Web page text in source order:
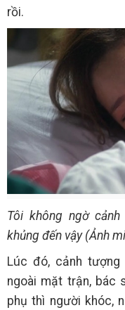
rồi.
Tôi không ngờ
khủng đến vậy (Ảnh
Lúc đó, cảnh tượng
ngoài mặt trận, bác
phụ thì người khóc,